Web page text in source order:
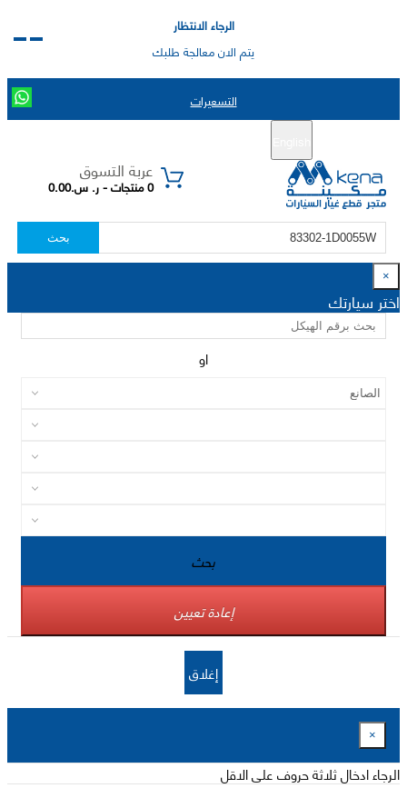
الرجاء الانتظار
يتم الان معالجة طلبك
التسعيرات
عربة التسوق
0 منتجات - ر. س.0.00
بحث
×
اختر سيارتك
او
بحث
إعادة تعيين
إغلاق
×
الرجاء ادخال ثلاثة حروف على الاقل